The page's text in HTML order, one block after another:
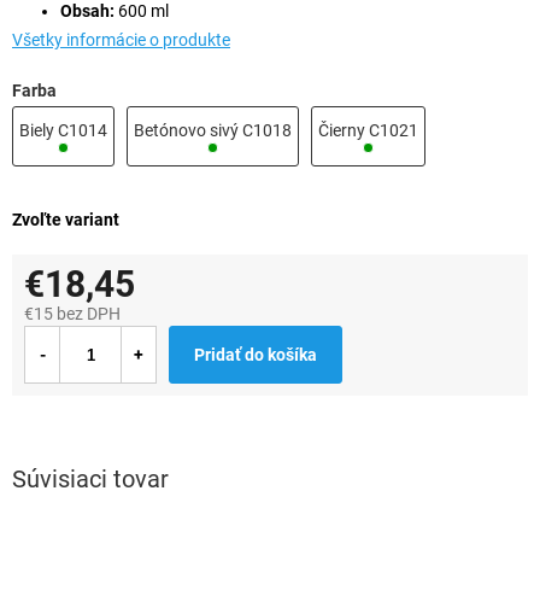
Zvoľte variant
Farba
Biely C1014 Betónovo sivý C1018 Čierny C1021
Obsah: 600 ml
Všetky informácie o produkte
€18,45
€15 bez DPH
cena:
Pridať do košíka
Súvisiaci tovar